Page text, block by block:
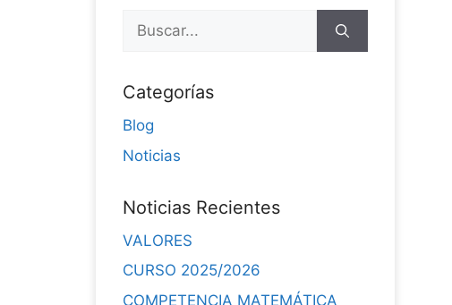
Categorías
Blog
Noticias
Noticias Recientes
VALORES
CURSO 2025/2026
COMPETENCIA MATEMÁTICA